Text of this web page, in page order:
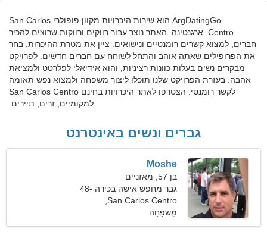
ArgDatingGo הוא שירות היכרויות מקוון פופולרי San Carlos
Centro, ארגנטינה. האתר נוצר עבור רווקים ורווקות שרוצים להכיר
חברים, למצוא קשרים רומנטיים ונישואים. ציין את מטרת ההיכרות, בחר
את הפרופילים שאתה אוהב והתחל לשוחח עם חברים חדשים. לפרויקט
מבקרים נשים בעלות כוונות רציניות, והוא אידיאלי לפלרטט ולמציאת
אהבה. בעזרת הפרויקט שלנו תוכלו ליצור משפחה ולמצוא נפש תאומה
לקשר רומנטי. הצטרפו לאתר היכרויות בחינם San Carlos Centro
למקומיים, זרים, תיירים.
גברים ונשים באינטרנט
Moshe
בן 57, מאזניים
גבר מחפש אישה בכירה 48-
54
ארגנטינה
מִשׁפָּחָה